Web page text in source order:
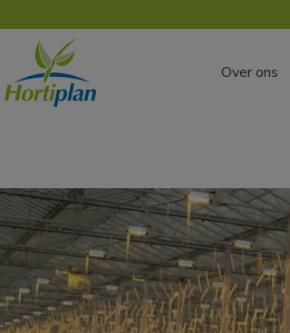
Over ons